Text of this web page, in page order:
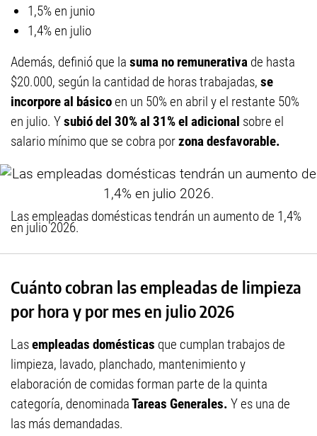
1,5% en junio
1,4% en julio
Además, definió que la suma no remunerativa de hasta
$20.000, según la cantidad de horas trabajadas, se
incorpore al básicoen un 50% en abril y el restante 50%
en julio. Ysubió del 30% al 31% el adicional sobre el
salario mínimo que se cobra porzona desfavorable.
Las empleadas domésticas tendrán un aumento de 1,4%
en julio 2026.
Cuánto cobran las empleadas de limpieza
por hora y por mes en julio 2026
Lasempleadas domésticas que cumplan trabajos de
limpieza, lavado, planchado, mantenimiento y
elaboración de comidas forman parte de la quinta
categoría, denominadaTareas Generales. Y es una de
las más demandadas.